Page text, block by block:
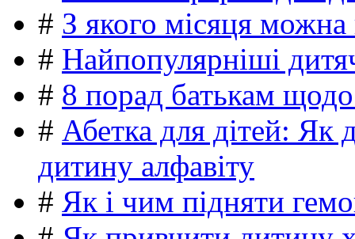
# З якого місяця можна
# Найпопулярніші
# 8 порад батькам
# Абетка для дітей: Як
дитину алфавіту
# Як і чим підняти